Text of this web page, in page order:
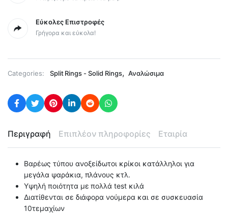
Εύκολες Επιστροφές
Γρήγορα και εύκολα!
Categories: Split Rings - Solid Rings, Αναλώσιμα
Περιγραφή Επιπλέον πληροφορίες Εταιρία
Βαρέως τύπου ανοξείδωτοι κρίκοι κατάλληλοι για
μεγάλα ψαράκια, πλάνους κτλ.
Υψηλή ποιότητα με πολλά test κιλά
Διατίθενται σε διάφορα νούμερα και σε συσκευασία
10τεμαχίων